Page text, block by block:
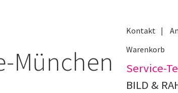
Kontakt
Warenkorb
Service-
BILD &